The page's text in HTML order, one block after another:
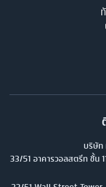
บริษัท
33/51 อาคารวอลสตรีท ชั้น